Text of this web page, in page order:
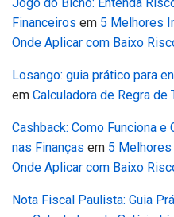
Financeiros em 5 Melhores
Onde Aplicar com Baixo
Losango: guia prático para
em Calculadora de Regra de
Cashback: Como Funciona e
nas Finanças em 5
Onde Aplicar com Baixo
Nota Fiscal Paulista: Guia